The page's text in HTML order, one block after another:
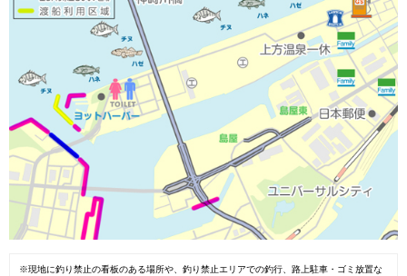
※現地に釣り禁止の看板のある場所や、釣り禁止エリアでの釣行、路上駐車・ゴミ放置な